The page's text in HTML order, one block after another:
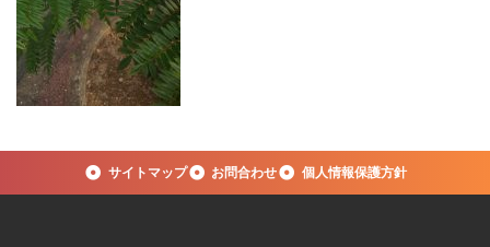
サイトマップ お問合わせ 個人情報保護方針